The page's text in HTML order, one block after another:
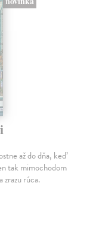
až do dňa, keď
tak mimochodom
zrazu rúca.